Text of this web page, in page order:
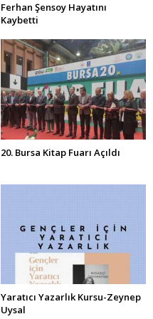
Ferhan Şensoy Hayatını
Kaybetti
20. Bursa Kitap Fuarı Açıldı
Yaratıcı Yazarlık Kursu-Zeynep
Uysal